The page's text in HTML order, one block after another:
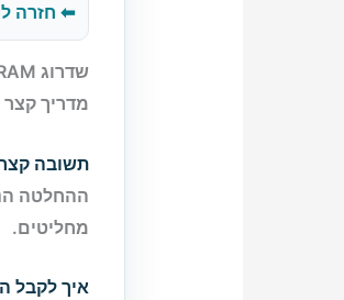
⬅ חזרה
שדרוג RAM או SSD – מה עדיף קודם?
מדריך קצר
תשובה
ההחלטה
מחליטים.
איך לקבל